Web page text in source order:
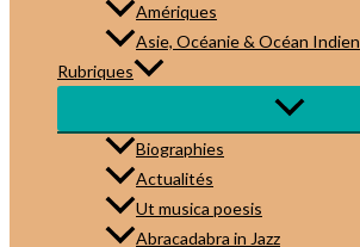
Amériques
Asie, Océanie & Océan Indien
Rubriques
Biographies
Actualités
Ut musica poesis
Abracadabra in Jazz